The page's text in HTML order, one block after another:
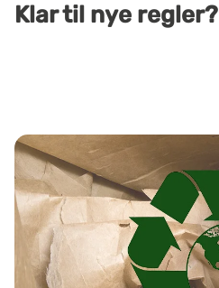
Klar til nye regler?